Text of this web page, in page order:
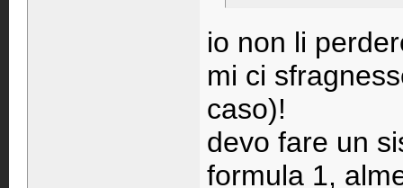
io non li
mi ci
caso)!
devo fare un
formula 1,